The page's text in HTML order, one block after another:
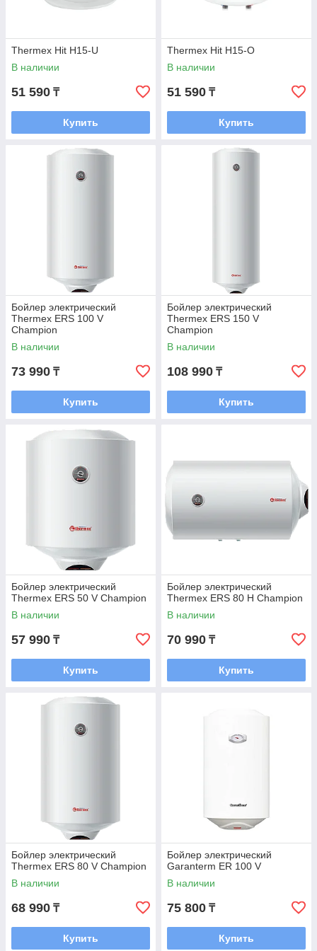
Termocity.kz— ваш надежный поставщик отопительного
оборудования и систем горячего водоснабжения в
Казахстане.
Thermex Hit H15-U
В наличии
51 590 ₸
Купить
Thermex Hit H15-О
В наличии
51 590 ₸
Купить
Бойлер электрический
Thermex ERS 100 V
Champion
В наличии
73 990 ₸
Купить
Бойлер электрический
Thermex ERS 150 V
Champion
В наличии
108 990 ₸
Купить
Бойлер электрический
Thermex ERS 50 V Champion
В наличии
57 990 ₸
Купить
Бойлер электрический
Thermex ERS 80 H Champion
В наличии
70 990 ₸
Купить
Бойлер электрический
Thermex ERS 80 V Champion
В наличии
68 990 ₸
Купить
Бойлер электрический
Garanterm ER 100 V
В наличии
75 800 ₸
Купить